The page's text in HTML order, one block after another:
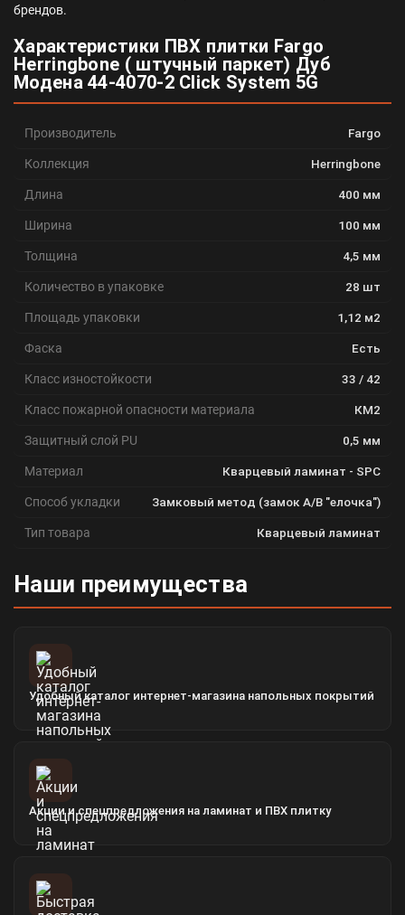
брендов.
Характеристики ПВХ плитки Fargo
Herringbone ( штучный паркет) Дуб
Модена 44-4070-2 Click System 5G
Производитель Fargo
Коллекция Herringbone
Длина 400 мм
Ширина 100 мм
Толщина 4,5 мм
Количество в упаковке 28 шт
Площадь упаковки 1,12 м2
Фаска Есть
Класс изностойкости 33 / 42
Класс пожарной опасности материала КМ2
Защитный слой PU 0,5 мм
Материал Кварцевый ламинат - SPC
Способ укладки Замковый метод (замок A/B "елочка")
Тип товара Кварцевый ламинат
Наши преимущества
Удобный каталог интернет-магазина напольных покрытий
Акции и спецпредложения на ламинат и ПВХ плитку